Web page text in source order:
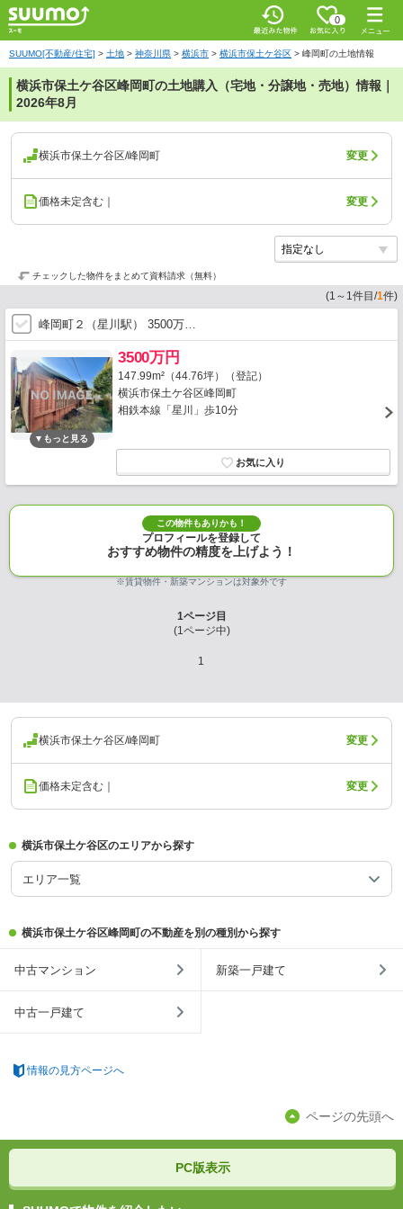
0
SUUMO[不動産/住宅] > 土地 > 神奈川県 > 横浜市 > 横浜市保土ケ谷区 > 峰岡町の土地情報
横浜市保土ケ谷区峰岡町の土地購入（宅地・分譲地・売地）情報｜
2026年8月
横浜市保土ケ谷区/峰岡町 変更
価格未定含む｜ 変更
チェックした物件をまとめて資料請求（無料）
(1 ～ 1件目/1件)
峰岡町２（星川駅） 3500万…
3500万円
147.99m²（44.76坪）（登記）
横浜市保土ケ谷区峰岡町
相鉄本線「星川」歩10分
この物件もありかも！
プロフィールを登録して
おすすめ物件の精度を上げよう！
※賃貸物件・新築マンションは対象外です
1ページ目
(1ページ中)
1
横浜市保土ケ谷区/峰岡町 変更
価格未定含む｜ 変更
横浜市保土ケ谷区のエリアから探す
エリア一覧
横浜市保土ケ谷区峰岡町の不動産を別の種別から探す
中古マンション 新築一戸建て
中古一戸建て
情報の見方ページへ
ページの先頭へ
PC版表示